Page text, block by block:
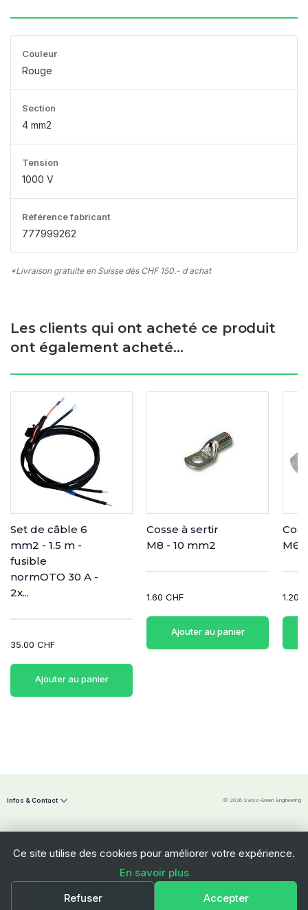
Couleur
Rouge
Section
4 mm2
Tension
1000 V
Référence fabricant
777999262
*Livraison gratuite en Suisse dès CHF 150.- d achat
Les clients qui ont acheté ce produit
ont également acheté...
Set de câble 6
mm2 - 1.5 m -
fusible
normOTO 30 A -
2x...
35.00 CHF
Ajouter au panier
Cosse à sertir
M8 - 10 mm2
1.60 CHF
Ajouter au panier
M6
1.20
Infos & Contact © 2026 Swiss-Green Engineering
Swiss-Green Engineering Sàrl
Ce site utilise des cookies pour améliorer votre expérience.
En savoir plus
Refuser
Accepter